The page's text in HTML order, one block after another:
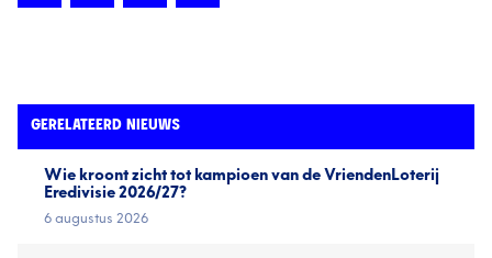
GERELATEERD NIEUWS
Wie kroont zicht tot kampioen van de VriendenLoterij
Eredivisie 2026/27?
6 augustus 2026